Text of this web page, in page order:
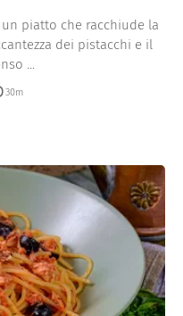
piatto che racchiude la
dei pistacchi e il
...
30m